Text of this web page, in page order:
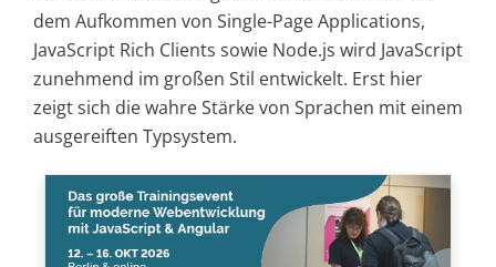
dem Aufkommen von Single-Page Applications,
JavaScript Rich Clients sowie Node.js wird JavaScript
zunehmend im großen Stil entwickelt. Erst hier
zeigt sich die wahre Stärke von Sprachen mit einem
ausgereiften Typsystem.